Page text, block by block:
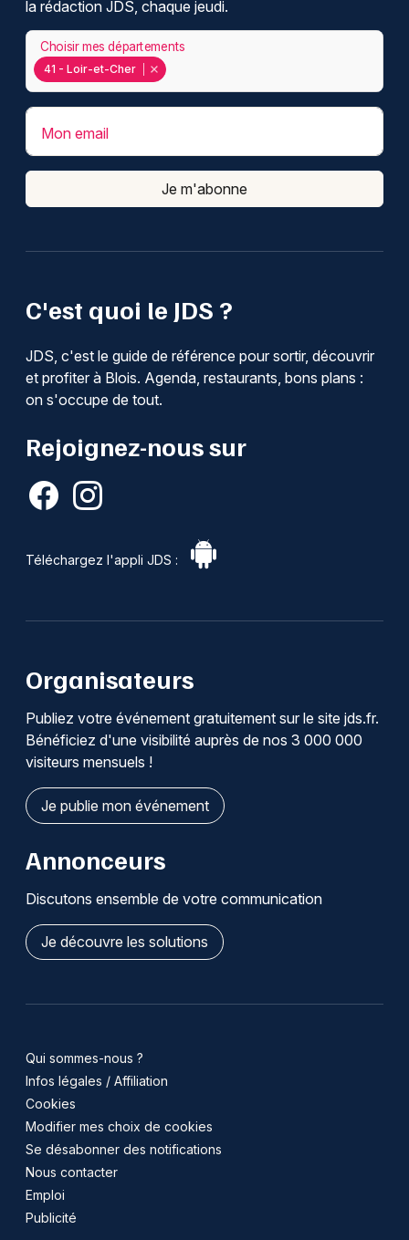
C'est quoi le JDS ?
JDS, c'est le guide de référence pour sortir, découvrir
et profiter à Blois. Agenda, restaurants, bons plans :
on s'occupe de tout.
Rejoignez-nous sur
Téléchargez l'appli JDS :
la rédaction JDS, chaque jeudi.
41 - Loir-et-Cher
Choisir mes départements
Mon email
Je m'abonne
Organisateurs
Publiez votre événement gratuitement sur le site jds.fr.
Bénéficiez d'une visibilité auprès de nos 3 000 000
visiteurs mensuels !
Je publie mon événement
Annonceurs
Discutons ensemble de votre communication
Je découvre les solutions
Qui sommes-nous ?
Infos légales / Affiliation
Cookies
Modifier mes choix de cookies
Se désabonner des notifications
Nous contacter
Emploi
Publicité